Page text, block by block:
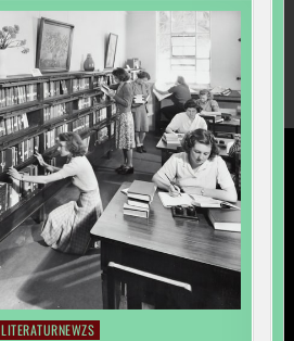
Posted
LITERATURNEWZS